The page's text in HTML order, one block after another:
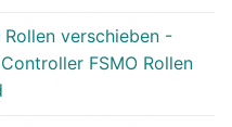
verschieben -
FSMO Rollen